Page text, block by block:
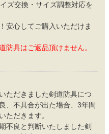
ズ交換・サイズ調整対応を
安心してご購入いただけま
具はご返品頂けません。
ただきました剣道防具につ
、不具合が出た場合、3年間
ただきます。
不良と判断いたしました剣